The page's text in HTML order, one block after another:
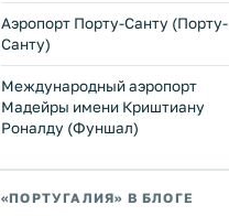
Аэропорт Порту-Санту (Порту-
Санту)
Международный аэропорт
Мадейры имени Криштиану
Роналду (Фуншал)
«ПОРТУГАЛИЯ» В БЛОГЕ